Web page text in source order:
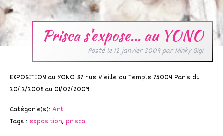
Prisca s’expose… au YONO
Posté le12 janvier 2009parMinky Gigi
EXPOSITION au YONO 37 rue Vieille du Temple 75004 Paris du
20/12/2008 au 01/02/2009
Catégorie(s): Art
Tags : exposition, prisca